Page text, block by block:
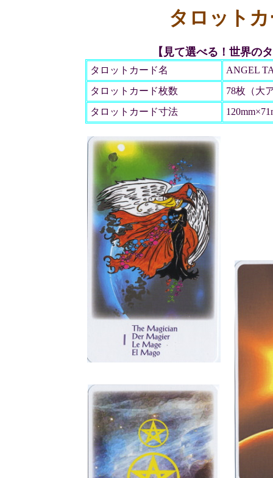
タロット
【見て選べる！世界の
タロットカード名
ANGEL
タロットカード枚数
78枚（大
タロットカード寸法